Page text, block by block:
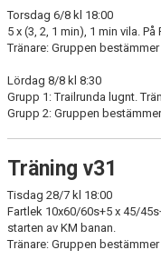
KONTAKT
INTERNA TÄVLINGAR
GIFT GENARPS IF TRAIL 2026
ANMÄLAN TILL LÖPGRUPPEN
Torsdag 6/8 kl 18:00
5 x (3, 2, 1 min), 1 min vila.
Tränare: Gruppen bestämmer
Lördag 8/8 kl 8:30
Grupp 1: Trailrunda lugnt.
Grupp 2: Gruppen bestämmer
Träning v31
Tisdag 28/7 kl 18:00
Fartlek 10x60/60s+5 x 45/
starten av KM banan.
Tränare: Gruppen bestämmer